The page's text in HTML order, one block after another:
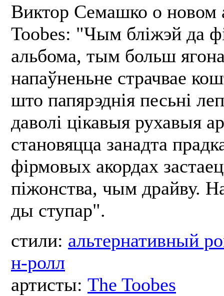
Виктор Семашко о новом
Toobes: "Чым бліжэй да
альбома, тым больш
напаўненьне страчвае
што папярэднія песьні
даволі цікавыя рухавыя
становяцца занадта
фірмовых акордах
піжонства, чым драйву.
ды ступар".
стили: альтернативный
н-ролл
артисты: The Toobes